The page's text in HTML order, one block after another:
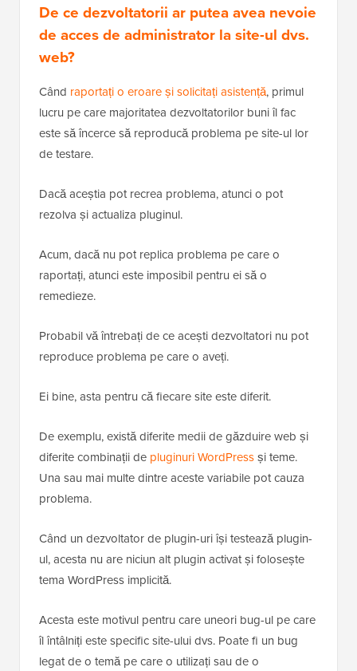
De ce dezvoltatorii ar putea avea nevoie
de acces de administrator la site-ul dvs.
web?
Când raportați o eroare și solicitați asistență, primul
lucru pe care majoritatea dezvoltatorilor buni îl fac
este să încerce să reproducă problema pe site-ul lor
de testare.
Dacă aceștia pot recrea problema, atunci o pot
rezolva și actualiza pluginul.
Acum, dacă nu pot replica problema pe care o
raportați, atunci este imposibil pentru ei să o
remedieze.
Probabil vă întrebați de ce acești dezvoltatori nu pot
reproduce problema pe care o aveți.
Ei bine, asta pentru că fiecare site este diferit.
De exemplu, există diferite medii de găzduire web și
diferite combinații de pluginuri WordPressși teme.
Una sau mai multe dintre aceste variabile pot cauza
problema.
Când un dezvoltator de plugin-uri își testează plugin-
ul, acesta nu are niciun alt plugin activat și folosește
tema WordPress implicită.
Acesta este motivul pentru care uneori bug-ul pe care
îl întâlniți este specific site-ului dvs. Poate fi un bug
legat de o temă pe care o utilizați sau de o